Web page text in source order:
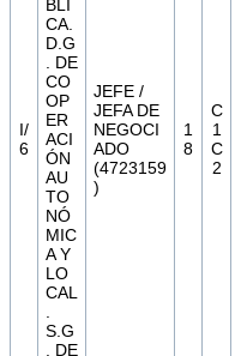
I/
6
BLI
CA.
D.G
. DE
CO
OP
ER
ACI
ÓN
AU
TO
NÓ
MIC
A Y
LO
CAL
.
S.G
. DE
JEFE /
JEFA DE
NEGOCI
ADO
(4723159
)
1
8
C
1
C
2